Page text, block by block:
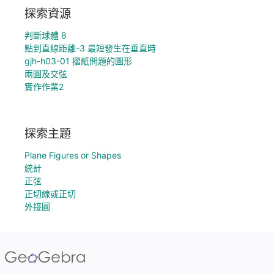
探索資源
判斷球體 8
點到直線距離-3 最短發生在垂直時
gjh-h03-01 摺紙問題的圖形
兩圓及交弦
實作作業2
探索主題
Plane Figures or Shapes
統計
正弦
正切線或正切
外接圓